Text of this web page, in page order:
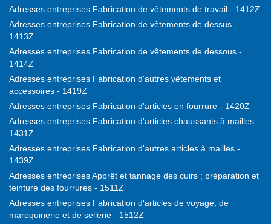
Adresses entreprises Fabrication de vêtements de travail - 1412Z
Adresses entreprises Fabrication de vêtements de dessus -
1413Z
Adresses entreprises Fabrication de vêtements de dessous -
1414Z
Adresses entreprises Fabrication d'autres vêtements et
accessoires - 1419Z
Adresses entreprises Fabrication d'articles en fourrure - 1420Z
Adresses entreprises Fabrication d'articles chaussants à mailles -
1431Z
Adresses entreprises Fabrication d'autres articles à mailles -
1439Z
Adresses entreprises Apprêt et tannage des cuirs ; préparation et
teinture des fourrures - 1511Z
Adresses entreprises Fabrication d'articles de voyage, de
maroquinerie et de sellerie - 1512Z